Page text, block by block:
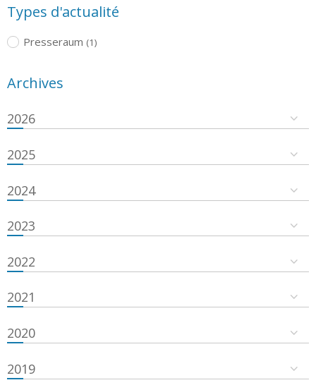
Types d'actualité
Presseraum (1)
Archives
2026
2025
2024
2023
2022
2021
2020
2019